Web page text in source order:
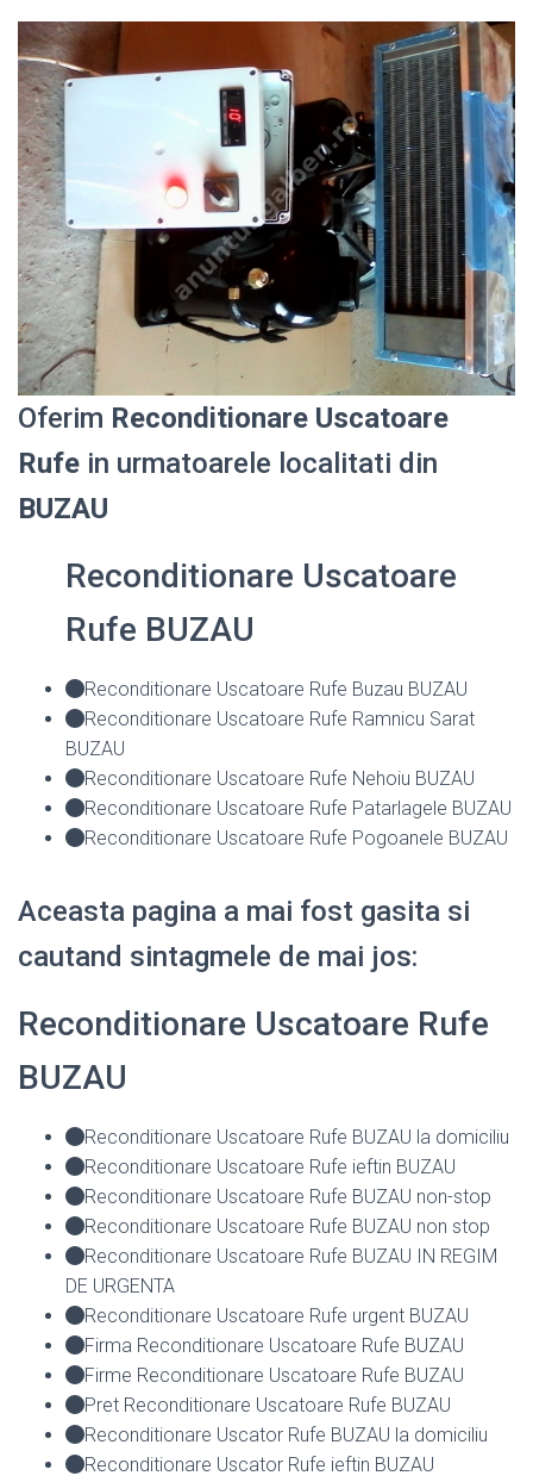
Oferim Reconditionare Uscatoare
Rufe in urmatoarele localitati din
BUZAU
Reconditionare Uscatoare
Rufe BUZAU
Reconditionare Uscatoare Rufe Buzau BUZAU
Reconditionare Uscatoare Rufe Ramnicu Sarat
BUZAU
Reconditionare Uscatoare Rufe Nehoiu BUZAU
Reconditionare Uscatoare Rufe Patarlagele BUZAU
Reconditionare Uscatoare Rufe Pogoanele BUZAU
Aceasta pagina a mai fost gasita si
cautand sintagmele de mai jos:
Reconditionare Uscatoare Rufe
BUZAU
Reconditionare Uscatoare Rufe BUZAU la domiciliu
Reconditionare Uscatoare Rufe ieftin BUZAU
Reconditionare Uscatoare Rufe BUZAU non-stop
Reconditionare Uscatoare Rufe BUZAU non stop
Reconditionare Uscatoare Rufe BUZAU IN REGIM
DE URGENTA
Reconditionare Uscatoare Rufe urgent BUZAU
Firma Reconditionare Uscatoare Rufe BUZAU
Firme Reconditionare Uscatoare Rufe BUZAU
Pret Reconditionare Uscatoare Rufe BUZAU
Reconditionare Uscator Rufe BUZAU la domiciliu
Reconditionare Uscator Rufe ieftin BUZAU